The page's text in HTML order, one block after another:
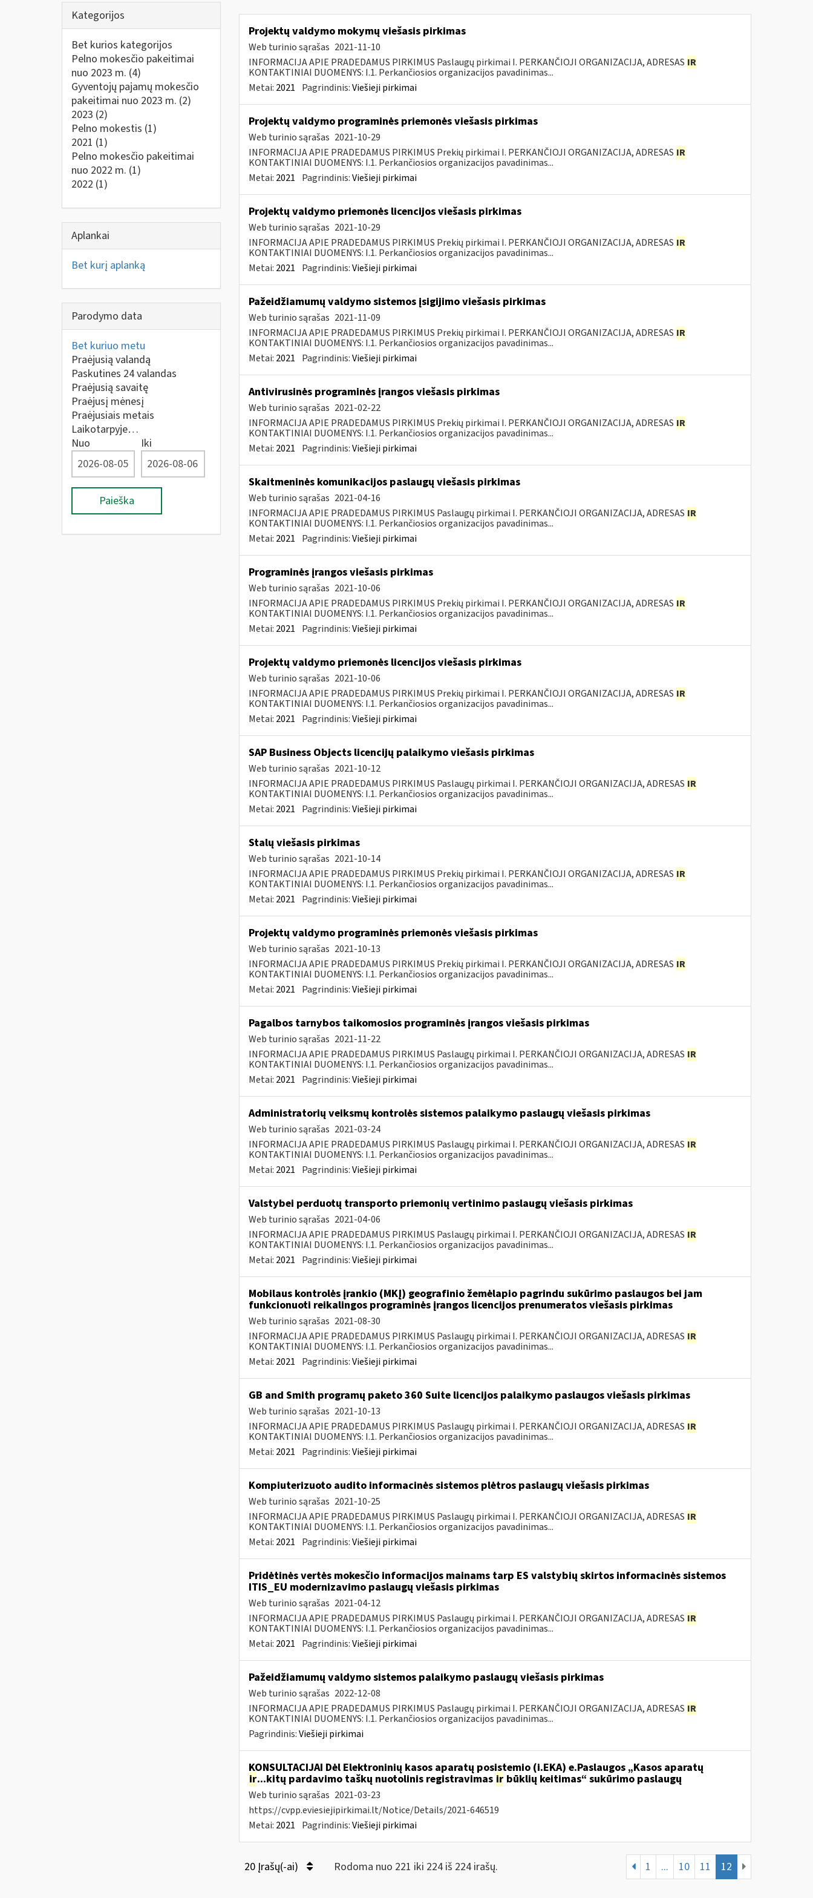
Kategorijos
Bet kurios kategorijos
Pelno mokesčio pakeitimai
nuo 2023 m. (4)
Gyventojų pajamų mokesčio
pakeitimai nuo 2023 m. (2)
2023 (2)
Pelno mokestis (1)
2021 (1)
Pelno mokesčio pakeitimai
nuo 2022 m. (1)
2022 (1)
Aplankai
Bet kurį aplanką
Parodymo data
Bet kuriuo metu
Praėjusią valandą
Paskutines 24 valandas
Praėjusią savaitę
Praėjusį mėnesį
Praėjusiais metais
Laikotarpyje…
Nuo
Iki
Paieška
Projektų valdymo mokymų viešasis pirkimas
Web turinio sąrašas 2021-11-10
INFORMACIJA APIE PRADEDAMUS PIRKIMUS Paslaugų pirkimai I. PERKANČIOJI ORGANIZACIJA, ADRESAS IR
KONTAKTINIAI DUOMENYS: I.1. Perkančiosios organizacijos pavadinimas...
Metai: 2021 Pagrindinis:Viešieji pirkimai
Projektų valdymo programinės priemonės viešasis pirkimas
Web turinio sąrašas 2021-10-29
INFORMACIJA APIE PRADEDAMUS PIRKIMUS Prekių pirkimai I. PERKANČIOJI ORGANIZACIJA, ADRESAS IR
KONTAKTINIAI DUOMENYS: I.1. Perkančiosios organizacijos pavadinimas...
Metai: 2021 Pagrindinis:Viešieji pirkimai
Projektų valdymo priemonės licencijos viešasis pirkimas
Web turinio sąrašas 2021-10-29
INFORMACIJA APIE PRADEDAMUS PIRKIMUS Prekių pirkimai I. PERKANČIOJI ORGANIZACIJA, ADRESAS IR
KONTAKTINIAI DUOMENYS: I.1. Perkančiosios organizacijos pavadinimas...
Metai: 2021 Pagrindinis:Viešieji pirkimai
Pažeidžiamumų valdymo sistemos įsigijimo viešasis pirkimas
Web turinio sąrašas 2021-11-09
INFORMACIJA APIE PRADEDAMUS PIRKIMUS Prekių pirkimai I. PERKANČIOJI ORGANIZACIJA, ADRESAS IR
KONTAKTINIAI DUOMENYS: I.1. Perkančiosios organizacijos pavadinimas...
Metai: 2021 Pagrindinis:Viešieji pirkimai
Antivirusinės programinės įrangos viešasis pirkimas
Web turinio sąrašas 2021-02-22
INFORMACIJA APIE PRADEDAMUS PIRKIMUS Prekių pirkimai I. PERKANČIOJI ORGANIZACIJA, ADRESAS IR
KONTAKTINIAI DUOMENYS: I.1. Perkančiosios organizacijos pavadinimas...
Metai: 2021 Pagrindinis:Viešieji pirkimai
Skaitmeninės komunikacijos paslaugų viešasis pirkimas
Web turinio sąrašas 2021-04-16
INFORMACIJA APIE PRADEDAMUS PIRKIMUS Paslaugų pirkimai I. PERKANČIOJI ORGANIZACIJA, ADRESAS IR
KONTAKTINIAI DUOMENYS: I.1. Perkančiosios organizacijos pavadinimas...
Metai: 2021 Pagrindinis:Viešieji pirkimai
Programinės įrangos viešasis pirkimas
Web turinio sąrašas 2021-10-06
INFORMACIJA APIE PRADEDAMUS PIRKIMUS Prekių pirkimai I. PERKANČIOJI ORGANIZACIJA, ADRESAS IR
KONTAKTINIAI DUOMENYS: I.1. Perkančiosios organizacijos pavadinimas...
Metai: 2021 Pagrindinis:Viešieji pirkimai
Projektų valdymo priemonės licencijos viešasis pirkimas
Web turinio sąrašas 2021-10-06
INFORMACIJA APIE PRADEDAMUS PIRKIMUS Prekių pirkimai I. PERKANČIOJI ORGANIZACIJA, ADRESAS IR
KONTAKTINIAI DUOMENYS: I.1. Perkančiosios organizacijos pavadinimas...
Metai: 2021 Pagrindinis:Viešieji pirkimai
SAP Business Objects licencijų palaikymo viešasis pirkimas
Web turinio sąrašas 2021-10-12
INFORMACIJA APIE PRADEDAMUS PIRKIMUS Paslaugų pirkimai I. PERKANČIOJI ORGANIZACIJA, ADRESAS IR
KONTAKTINIAI DUOMENYS: I.1. Perkančiosios organizacijos pavadinimas...
Metai: 2021 Pagrindinis:Viešieji pirkimai
Stalų viešasis pirkimas
Web turinio sąrašas 2021-10-14
INFORMACIJA APIE PRADEDAMUS PIRKIMUS Prekių pirkimai I. PERKANČIOJI ORGANIZACIJA, ADRESAS IR
KONTAKTINIAI DUOMENYS: I.1. Perkančiosios organizacijos pavadinimas...
Metai: 2021 Pagrindinis:Viešieji pirkimai
Projektų valdymo programinės priemonės viešasis pirkimas
Web turinio sąrašas 2021-10-13
INFORMACIJA APIE PRADEDAMUS PIRKIMUS Prekių pirkimai I. PERKANČIOJI ORGANIZACIJA, ADRESAS IR
KONTAKTINIAI DUOMENYS: I.1. Perkančiosios organizacijos pavadinimas...
Metai: 2021 Pagrindinis:Viešieji pirkimai
Pagalbos tarnybos taikomosios programinės įrangos viešasis pirkimas
Web turinio sąrašas 2021-11-22
INFORMACIJA APIE PRADEDAMUS PIRKIMUS Paslaugų pirkimai I. PERKANČIOJI ORGANIZACIJA, ADRESAS IR
KONTAKTINIAI DUOMENYS: I.1. Perkančiosios organizacijos pavadinimas...
Metai: 2021 Pagrindinis:Viešieji pirkimai
Administratorių veiksmų kontrolės sistemos palaikymo paslaugų viešasis pirkimas
Web turinio sąrašas 2021-03-24
INFORMACIJA APIE PRADEDAMUS PIRKIMUS Paslaugų pirkimai I. PERKANČIOJI ORGANIZACIJA, ADRESAS IR
KONTAKTINIAI DUOMENYS: I.1. Perkančiosios organizacijos pavadinimas...
Metai: 2021 Pagrindinis:Viešieji pirkimai
Valstybei perduotų transporto priemonių vertinimo paslaugų viešasis pirkimas
Web turinio sąrašas 2021-04-06
INFORMACIJA APIE PRADEDAMUS PIRKIMUS Paslaugų pirkimai I. PERKANČIOJI ORGANIZACIJA, ADRESAS IR
KONTAKTINIAI DUOMENYS: I.1. Perkančiosios organizacijos pavadinimas...
Metai: 2021 Pagrindinis:Viešieji pirkimai
Mobilaus kontrolės įrankio (MKĮ) geografinio žemėlapio pagrindu sukūrimo paslaugos bei jam
funkcionuoti reikalingos programinės įrangos licencijos prenumeratos viešasis pirkimas
Web turinio sąrašas 2021-08-30
INFORMACIJA APIE PRADEDAMUS PIRKIMUS Paslaugų pirkimai I. PERKANČIOJI ORGANIZACIJA, ADRESAS IR
KONTAKTINIAI DUOMENYS: I.1. Perkančiosios organizacijos pavadinimas...
Metai: 2021 Pagrindinis:Viešieji pirkimai
GB and Smith programų paketo 360 Suite licencijos palaikymo paslaugos viešasis pirkimas
Web turinio sąrašas 2021-10-13
INFORMACIJA APIE PRADEDAMUS PIRKIMUS Paslaugų pirkimai I. PERKANČIOJI ORGANIZACIJA, ADRESAS IR
KONTAKTINIAI DUOMENYS: I.1. Perkančiosios organizacijos pavadinimas...
Metai: 2021 Pagrindinis:Viešieji pirkimai
Kompiuterizuoto audito informacinės sistemos plėtros paslaugų viešasis pirkimas
Web turinio sąrašas 2021-10-25
INFORMACIJA APIE PRADEDAMUS PIRKIMUS Paslaugų pirkimai I. PERKANČIOJI ORGANIZACIJA, ADRESAS IR
KONTAKTINIAI DUOMENYS: I.1. Perkančiosios organizacijos pavadinimas...
Metai: 2021 Pagrindinis:Viešieji pirkimai
Pridėtinės vertės mokesčio informacijos mainams tarp ES valstybių skirtos informacinės sistemos
ITIS_EU modernizavimo paslaugų viešasis pirkimas
Web turinio sąrašas 2021-04-12
INFORMACIJA APIE PRADEDAMUS PIRKIMUS Paslaugų pirkimai I. PERKANČIOJI ORGANIZACIJA, ADRESAS IR
KONTAKTINIAI DUOMENYS: I.1. Perkančiosios organizacijos pavadinimas...
Metai: 2021 Pagrindinis:Viešieji pirkimai
Pažeidžiamumų valdymo sistemos palaikymo paslaugų viešasis pirkimas
Web turinio sąrašas 2022-12-08
INFORMACIJA APIE PRADEDAMUS PIRKIMUS Paslaugų pirkimai I. PERKANČIOJI ORGANIZACIJA, ADRESAS IR
KONTAKTINIAI DUOMENYS: I.1. Perkančiosios organizacijos pavadinimas...
Pagrindinis:Viešieji pirkimai
KONSULTACIJAI Dėl Elektroninių kasos aparatų posistemio (i.EKA) e.Paslaugos „Kasos aparatų
ir...kitų pardavimo taškų nuotolinis registravimas irbūklių keitimas“ sukūrimo paslaugų
Web turinio sąrašas 2021-03-23
https://cvpp.eviesiejipirkimai.lt/Notice/Details/2021-646519
Metai: 2021 Pagrindinis:Viešieji pirkimai
20 Įrašų(-ai) Rodoma nuo 221 iki 224 iš 224 irašų. 1 ... 10 11 12